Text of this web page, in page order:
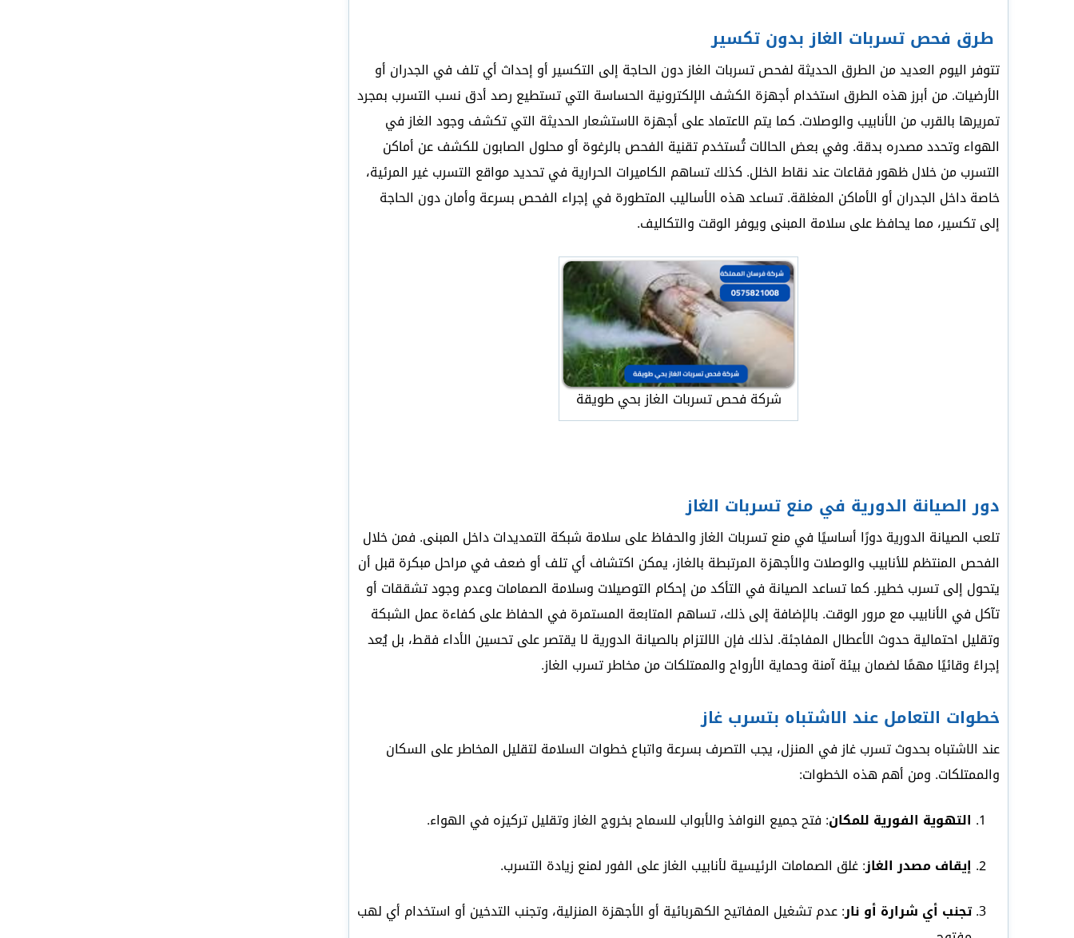
طرق فحص تسربات الغاز بدون تكسير
تتوفر اليوم العديد من الطرق الحديثة لفحص تسربات الغاز دون الحاجة إلى التكسير أو إحداث أي تلف في الجدران أو
الأرضيات. من أبرز هذه الطرق استخدام أجهزة الكشف الإلكترونية الحساسة التي تستطيع رصد أدق نسب التسرب بمجرد
تمريرها بالقرب من الأنابيب والوصلات. كما يتم الاعتماد على أجهزة الاستشعار الحديثة التي تكشف وجود الغاز في
الهواء وتحدد مصدره بدقة. وفي بعض الحالات تُستخدم تقنية الفحص بالرغوة أو محلول الصابون للكشف عن أماكن
التسرب من خلال ظهور فقاعات عند نقاط الخلل. كذلك تساهم الكاميرات الحرارية في تحديد مواقع التسرب غير المرئية،
خاصة داخل الجدران أو الأماكن المغلقة. تساعد هذه الأساليب المتطورة في إجراء الفحص بسرعة وأمان دون الحاجة
إلى تكسير، مما يحافظ على سلامة المبنى ويوفر الوقت والتكاليف.
شركة فحص تسربات الغاز بحي طويقة
دور الصيانة الدورية في منع تسربات الغاز
تلعب الصيانة الدورية دورًا أساسيًا في منع تسربات الغاز والحفاظ على سلامة شبكة التمديدات داخل المبنى. فمن خلال
الفحص المنتظم للأنابيب والوصلات والأجهزة المرتبطة بالغاز، يمكن اكتشاف أي تلف أو ضعف في مراحل مبكرة قبل أن
يتحول إلى تسرب خطير. كما تساعد الصيانة في التأكد من إحكام التوصيلات وسلامة الصمامات وعدم وجود تشققات أو
تآكل في الأنابيب مع مرور الوقت. بالإضافة إلى ذلك، تساهم المتابعة المستمرة في الحفاظ على كفاءة عمل الشبكة
وتقليل احتمالية حدوث الأعطال المفاجئة. لذلك فإن الالتزام بالصيانة الدورية لا يقتصر على تحسين الأداء فقط، بل يُعد
إجراءً وقائيًا مهمًا لضمان بيئة آمنة وحماية الأرواح والممتلكات من مخاطر تسرب الغاز.
خطوات التعامل عند الاشتباه بتسرب غاز
عند الاشتباه بحدوث تسرب غاز في المنزل، يجب التصرف بسرعة واتباع خطوات السلامة لتقليل المخاطر على السكان
والممتلكات. ومن أهم هذه الخطوات:
التهوية الفورية للمكان: فتح جميع النوافذ والأبواب للسماح بخروج الغاز وتقليل تركيزه في الهواء.
إيقاف مصدر الغاز: غلق الصمامات الرئيسية لأنابيب الغاز على الفور لمنع زيادة التسرب.
تجنب أي شرارة أو نار: عدم تشغيل المفاتيح الكهربائية أو الأجهزة المنزلية، وتجنب التدخين أو استخدام أي لهب